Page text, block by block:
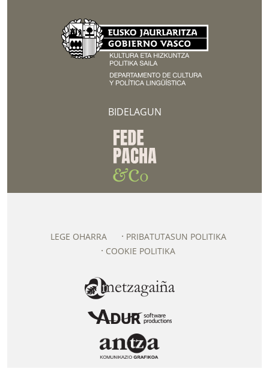
BIDELAGUN
LEGE OHARRA
PRIBATUTASUN POLITIKA
COOKIE POLITIKA